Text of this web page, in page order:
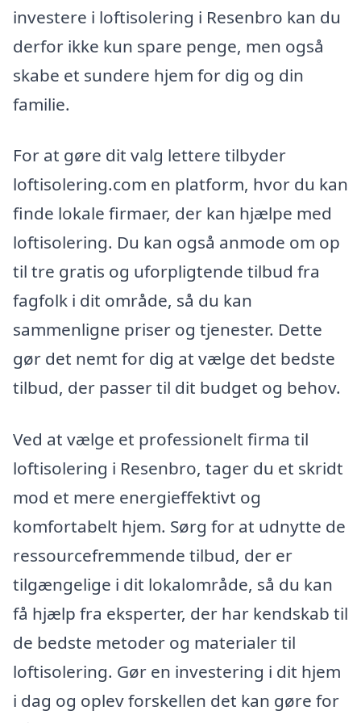
investere i loftisolering i Resenbro kan du
derfor ikke kun spare penge, men også
skabe et sundere hjem for dig og din
familie.
For at gøre dit valg lettere tilbyder
loftisolering.com en platform, hvor du kan
finde lokale firmaer, der kan hjælpe med
loftisolering. Du kan også anmode om op
til tre gratis og uforpligtende tilbud fra
fagfolk i dit område, så du kan
sammenligne priser og tjenester. Dette
gør det nemt for dig at vælge det bedste
tilbud, der passer til dit budget og behov.
Ved at vælge et professionelt firma til
loftisolering i Resenbro, tager du et skridt
mod et mere energieffektivt og
komfortabelt hjem. Sørg for at udnytte de
ressourcefremmende tilbud, der er
tilgængelige i dit lokalområde, så du kan
få hjælp fra eksperter, der har kendskab til
de bedste metoder og materialer til
loftisolering. Gør en investering i dit hjem
i dag og oplev forskellen det kan gøre for